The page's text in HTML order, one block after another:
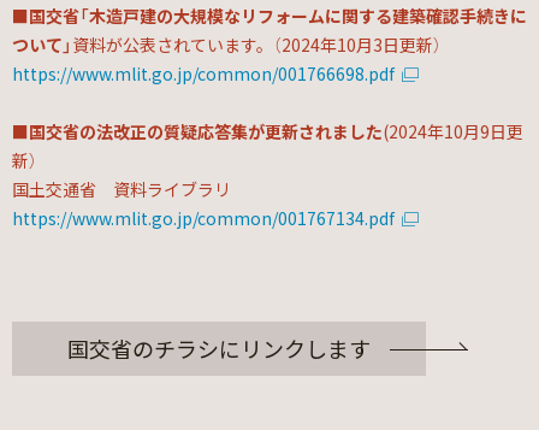
■国交省「木造戸建の大規模なリフォームに関する建築確認手続きに
ついて」 資料が公表されています。（2024年10月3日更新）
https://www.mlit.go.jp/common/001766698.pdf
■国交省の法改正の質疑応答集が更新されました(2024年10月9日更
新）
国土交通省 資料ライブラリ
https://www.mlit.go.jp/common/001767134.pdf
国交省のチラシにリンクします